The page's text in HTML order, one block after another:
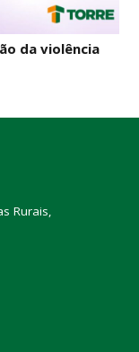
da violência
Rurais,